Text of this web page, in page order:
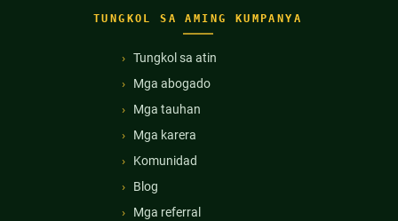
TUNGKOL SA AMING KUMPANYA
Tungkol sa atin
Mga abogado
Mga tauhan
Mga karera
Komunidad
Blog
Mga referral